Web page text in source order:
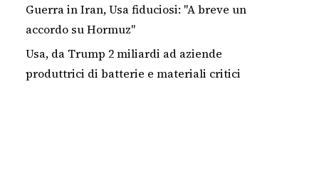
Guerra in Iran, Usa fiduciosi: "A breve un
accordo su Hormuz"
Usa, da Trump 2 miliardi ad aziende
produttrici di batterie e materiali critici